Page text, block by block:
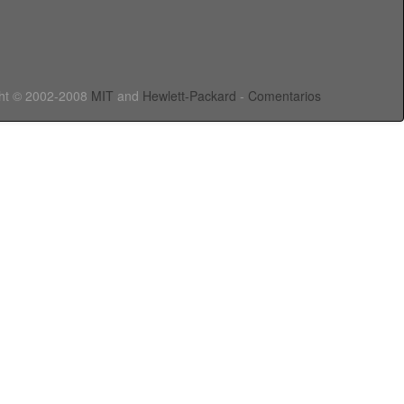
© 2002-2008 MIT and Hewlett-Packard - Comentarios